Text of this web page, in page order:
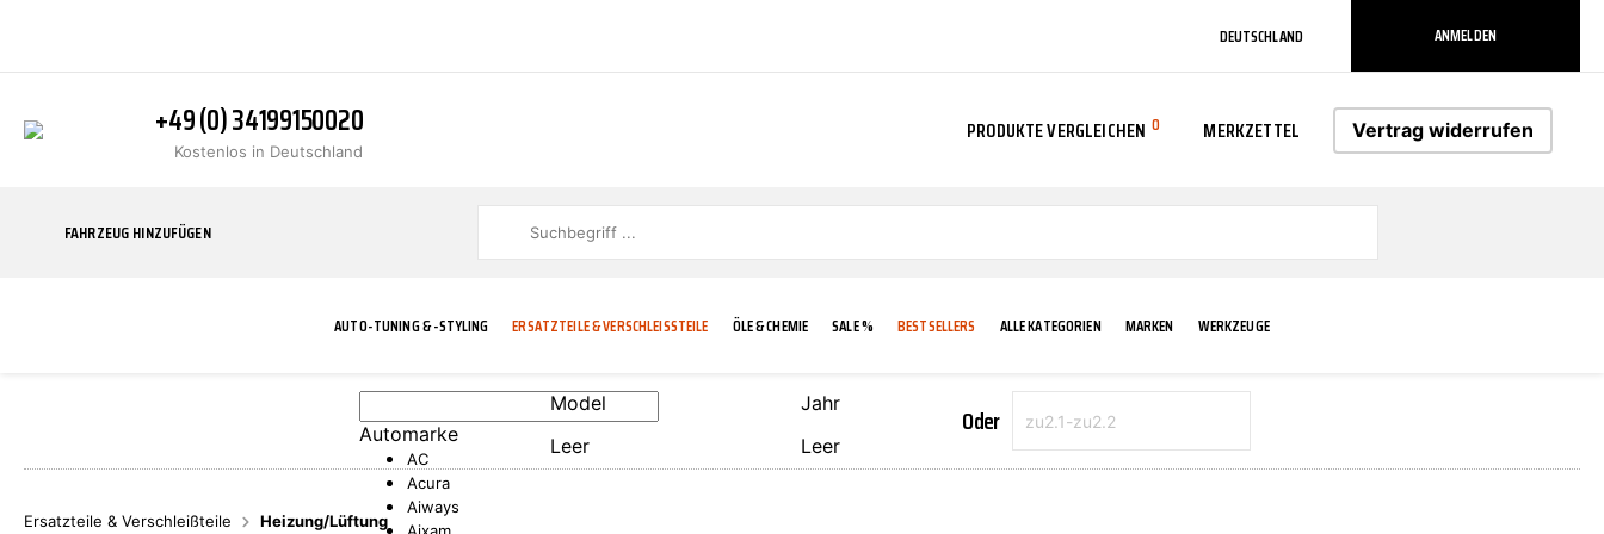
DEUTSCHLAND ANMELDEN
+49 (0) 34199150020
Kostenlos in Deutschland
PRODUKTE VERGLEICHEN 0 MERKZETTEL Vertrag widerrufen
FAHRZEUG HINZUFÜGEN
AUTO-TUNING & -STYLING ERSATZTEILE & VERSCHLEISSTEILE ÖLE & CHEMIE SALE % BESTSELLERS ALLE KATEGORIEN MARKEN WERKZEUGE
KÜHLERGRILL
VERBREITERUNG
CARCARE ELEKTRIK
BREMSFLÜSSIGKEIT FROSTSCHUTZ TECHNIK & WARTUNG
ADDINOL AS-PL
Automarke
AC
Acura
Aiways
Model
Leer
Jahr
Leer
Oder
Ersatzteile & Verschleißteile Heizung/Lüftung